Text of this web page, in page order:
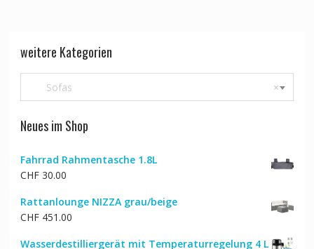
weitere Kategorien
×
Sofas
Neues im Shop
Fahrrad Rahmentasche 1.8L
CHF30.00
Rattanlounge NIZZA grau/beige
CHF451.00
Wasserdestilliergerät mit Temperaturregelung 4 L